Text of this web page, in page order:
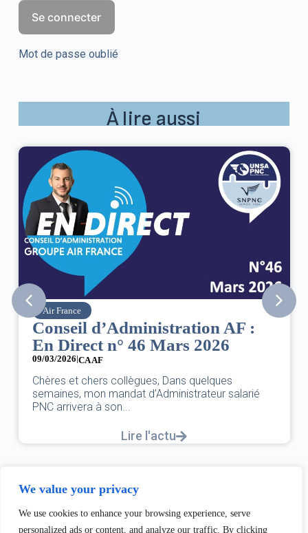
We value your privacy
We use cookies to enhance your browsing experience, serve
personalized ads or content, and analyze our traffic. By clicking
Mot de passe oublié
À lire aussi
Air France
Conseil d’Administration AF :
En Direct n° 46 Mars 2026
09/03/2026|CA AF
Chères et chers collègues, Dans quelques
semaines, mon mandat d’Administrateur salarié
PNC arrivera à son...
Lire l'actu